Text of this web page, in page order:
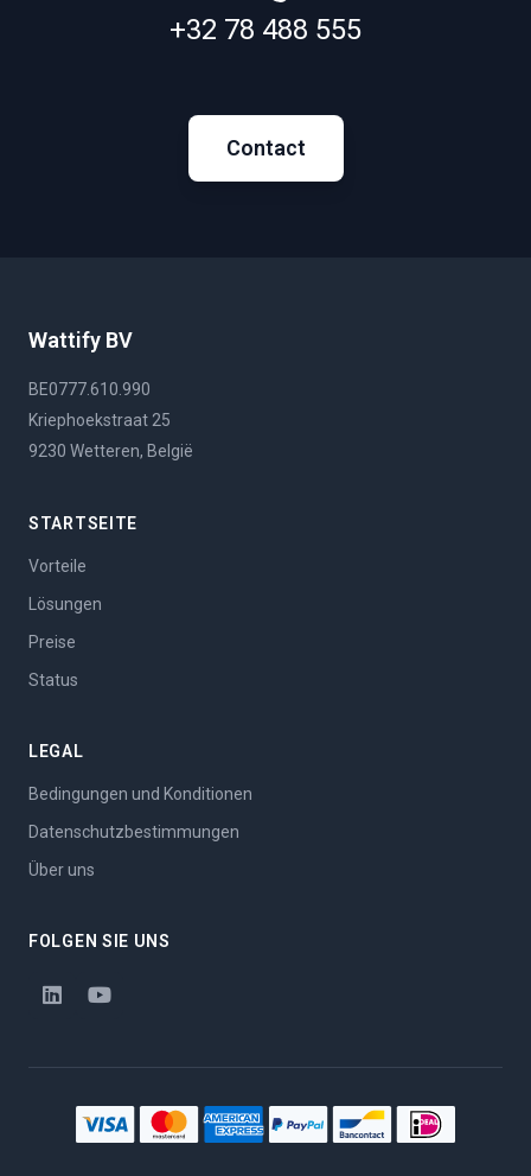
+32 78 488 555
Contact
Wattify BV
BE0777.610.990
Kriephoekstraat 25
9230 Wetteren, België
STARTSEITE
Vorteile
Lösungen
Preise
Status
LEGAL
Bedingungen und Konditionen
Datenschutzbestimmungen
Über uns
FOLGEN SIE UNS